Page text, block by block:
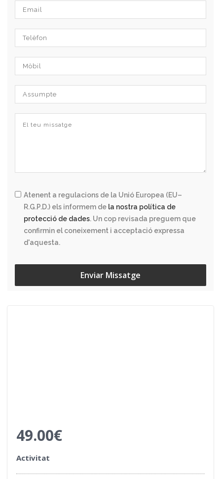
Atenent a regulacions de la Unió Europea (EU–
R.G.P.D.) els informem de la nostra política de
protecció de dades. Un cop revisada preguem que
confirmin el coneixement i acceptació expressa
d'aquesta.
Enviar Missatge
49.00€
Activitat